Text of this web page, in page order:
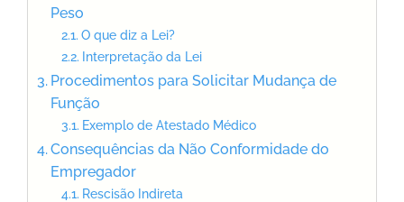
Peso
O que diz a Lei?
Interpretação da Lei
Procedimentos para Solicitar Mudança de
Função
Exemplo de Atestado Médico
Consequências da Não Conformidade do
Empregador
Rescisão Indireta